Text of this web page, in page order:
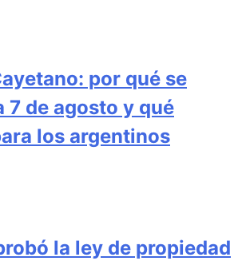
por qué se
7 de agosto y qué
los argentinos
la ley de propiedad